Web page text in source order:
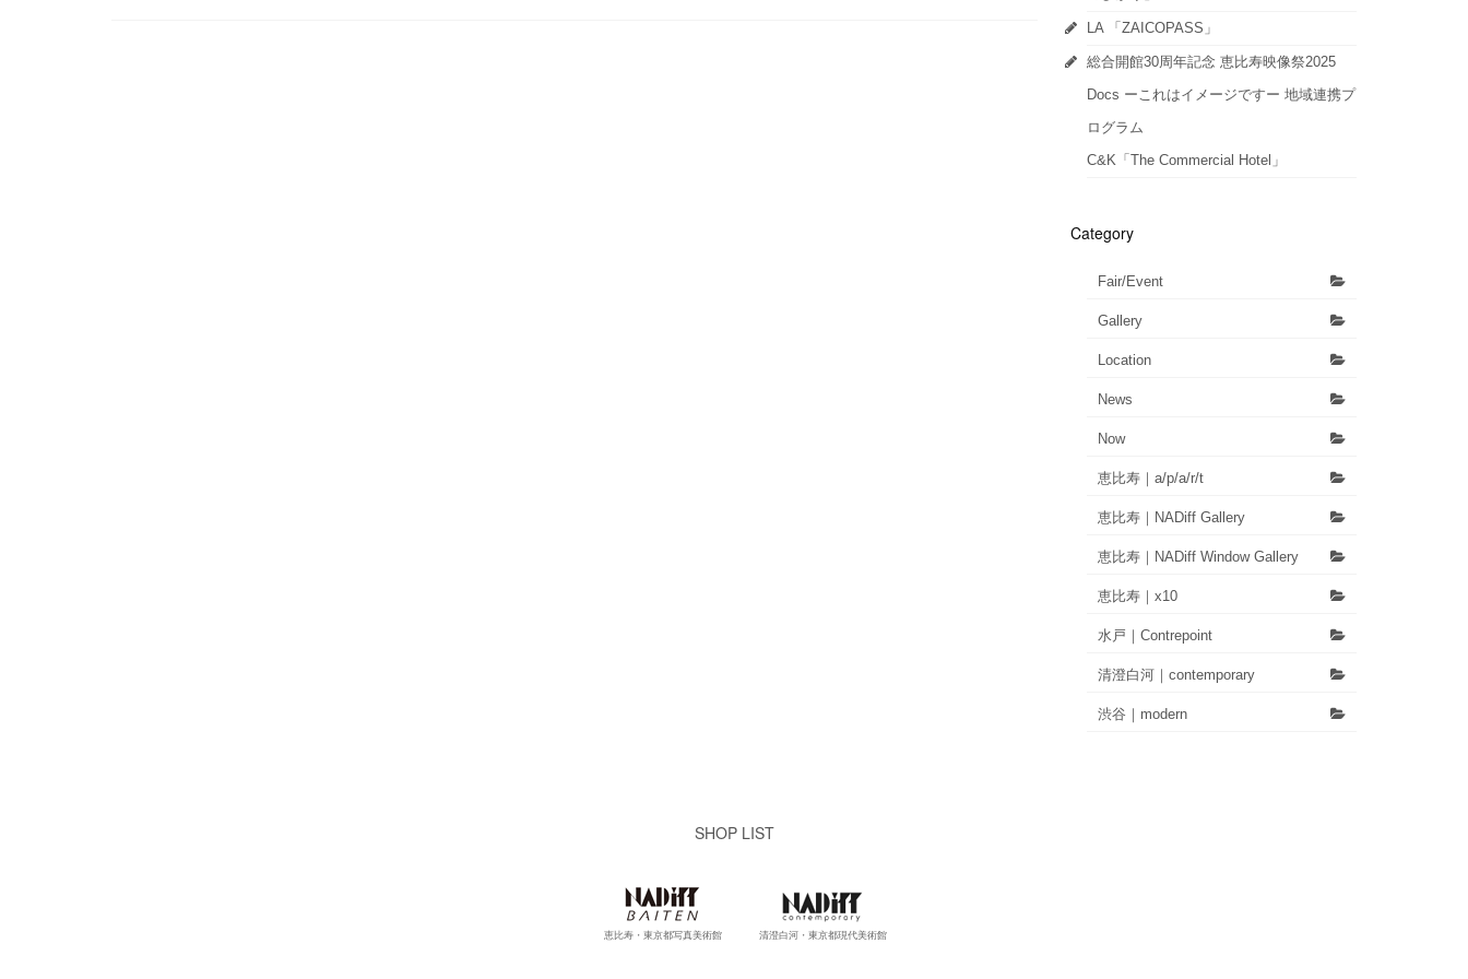
LA 「ZAICOPASS」
総合開館30周年記念 恵比寿映像祭2025
Docs ーこれはイメージですー 地域連携プ
ログラム
C&K「The Commercial Hotel」
Category
Fair/Event
Gallery
Location
News
Now
恵比寿｜a/p/a/r/t
恵比寿｜NADiff Gallery
恵比寿｜NADiff Window Gallery
恵比寿｜x10
水戸｜Contrepoint
清澄白河｜contemporary
渋谷｜modern
SHOP LIST
恵比寿・東京都写真美術館 清澄白河・東京都現代美術館